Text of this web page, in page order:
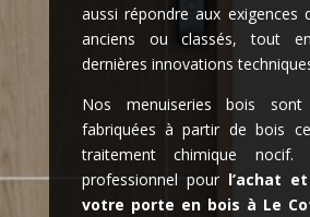
aussi répondre aux exigences
anciens ou classés, tout
dernières innovations
Nos menuiseries bois sont
fabriquées à partir de bois
traitement chimique nocif.
professionnel pour l’achat
votre porte en bois à Le